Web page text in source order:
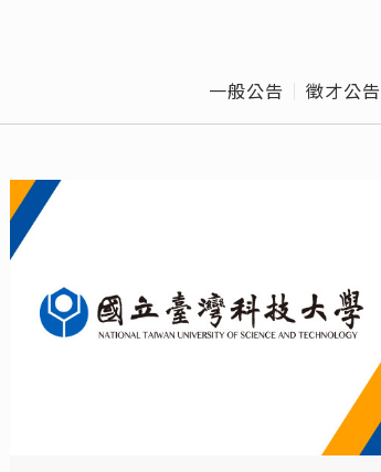
一般公告 徵才公告